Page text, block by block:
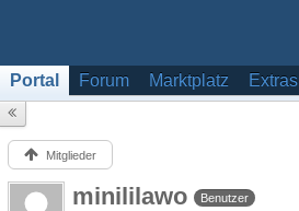
Portal Forum Marktplatz Extras
Mitglieder
minililawo
Benutzer